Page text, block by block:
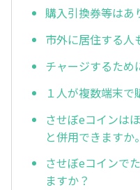
購入引換券等はあ
市外に居住する人
チャージするため
１人が複数端末で
させぼeコインは
と併用できますか。
させぼeコインで
ますか？